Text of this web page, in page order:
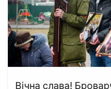
Вічна слава!